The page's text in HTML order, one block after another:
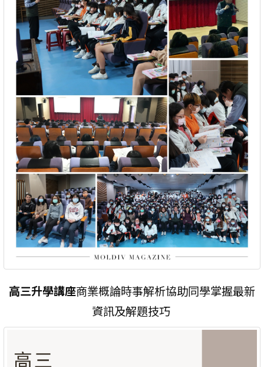
高三升學講座商業概論時事解析協助同學掌握最新
資訊及解題技巧